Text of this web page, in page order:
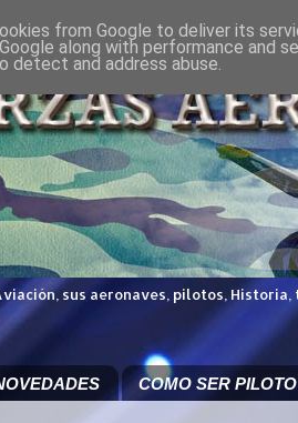
sus aeronaves, pilotos,
COMO SER PILOTO
from Google to deliver its
along with performance and
detect and address abuse.